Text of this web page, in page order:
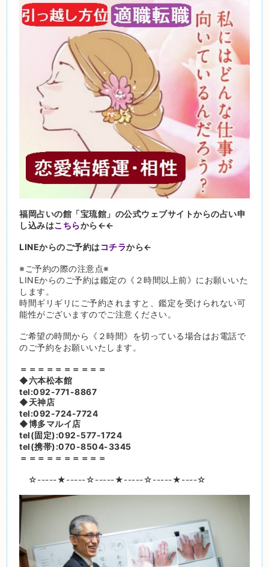
福岡占いの館「宝琉館」の公式ウェブサイトからの占い申
し込みはこちらから←←
LINEからのご予約はコチラから←
※ご予約の際の注意点※
LINEからのご予約は鑑定の《２時間以上前》にお願いいた
します。
時間ギリギリにご予約されますと、鑑定を受けられない可
能性がございますのでご注意ください。
ご希望の時間から《２時間》を切っている場合はお電話で
のご予約をお願いいたします。
＝＝＝＝＝＝＝＝＝＝
◆六本松本館
tel:092-771-8867
◆天神店
tel:092-724-7724
◆博多マルイ店
tel(固定):092-577-1724
tel(携帯):070-8504-3345
＝＝＝＝＝＝＝＝＝＝
☆-----★-----☆-----★-----☆-----★----☆